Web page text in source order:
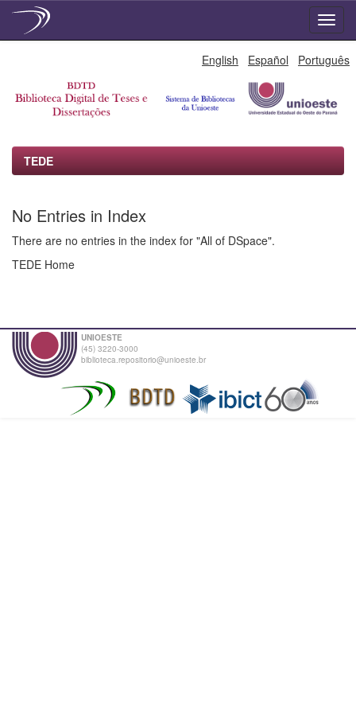
English Español Português
TEDE
No Entries in Index
There are no entries in the index for "All of DSpace".
TEDE Home
UNIOESTE
(45) 3220-3000
biblioteca.repositorio@unioeste.br